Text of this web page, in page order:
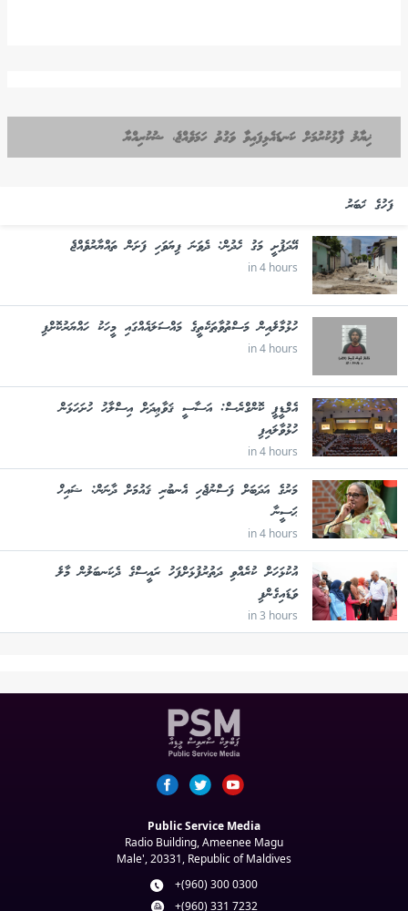
ޚިޔާލު ފާޅުކުރުމަށް ކަނޑައެޅިފައިވާ ވަގުތު ހަމަވެއްޖެ، ޝުކުރިއްޔާ
ފަހުގެ ޚަބަރު
އޭދަފުށީ މަގު ހެދުން: ދެވަނަ ފިޔަވަހި ފަށަން ތައްޔާރުވެއްޖެ
in 4 hours
ހުޅުމާލެއިން މަސްތުވާތަކެތީގެ މައްސަލައެއްގައި މީހަކު ހައްޔަރުކޮށްފި
in 4 hours
އެމްޑީޕީ ކޮންގްރެސް: އަސާސީ ޤަވާޢިދަށް އިސްލާހު ހުށަހަޅަން
ހުޅުވާލައިފި
in 4 hours
މަރުގެ އަދަބަށް ފަސްނުޖެހި އެނބުރި ޤައުމަށް ދާނަން: ޝައިޚް
ޙަސީނާ
in 4 hours
އުކުޅަހަށް ކުރެއްވި ދަތުރުފުޅަށްފަހު ރައީސްގެ ދެކަނބަލުން މާލެ
ވަޑައިގެންފި
in 3 hours
Public Service Media
Radio Building, Ameenee Magu
Male', 20331, Republic of Maldives
+(960) 300 0300
+(960) 331 7232